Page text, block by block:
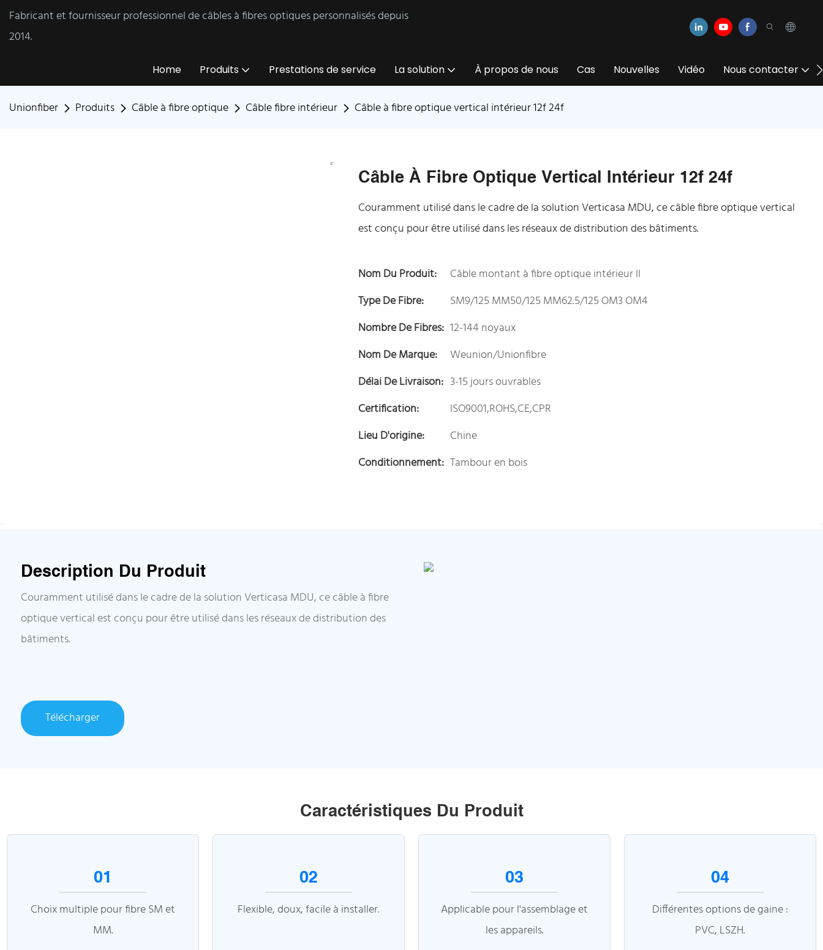
Fabricant et fournisseur professionnel de câbles à fibres optiques personnalisés depuis
2014.
Home Produits Prestations de service La solution À propos de nous Cas Nouvelles Vidéo Nous contacter
Unionfiber Produits Câble à fibre optique Câble fibre intérieur Câble à fibre optique vertical intérieur 12f 24f
Câble À Fibre Optique Vertical Intérieur 12f 24f
Couramment utilisé dans le cadre de la solution Verticasa MDU, ce câble fibre optique vertical
est conçu pour être utilisé dans les réseaux de distribution des bâtiments.
Nom Du Produit:
Câble montant à fibre optique intérieur II
Type De Fibre:
SM9/125 MM50/125 MM62.5/125 OM3 OM4
Nombre De Fibres: 12-144 noyaux
Nom De Marque:
Weunion/Unionfibre
Délai De Livraison: 3-15 jours ouvrables
Certification:
ISO9001,ROHS,CE,CPR
Lieu D'origine:
Chine
Conditionnement: Tambour en bois
Description Du Produit
Couramment utilisé dans le cadre de la solution Verticasa MDU, ce câble à fibre
optique vertical est conçu pour être utilisé dans les réseaux de distribution des
bâtiments.
Télécharger
Caractéristiques Du Produit
01
Choix multiple pour fibre SM et
MM.
02
Flexible, doux, facile à installer.
03
Applicable pour l'assemblage et
les appareils.
04
Différentes options de gaine :
PVC, LSZH.